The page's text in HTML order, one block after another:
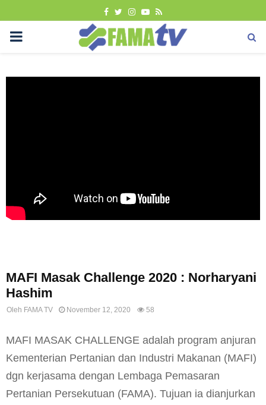
FACEBOOK
TWITTER
INSTAGRAM
YOUTUBE
RSS
PRIMARY
MAFI Masak Challenge 2020 : Norharyani
Hashim
Oleh FAMA TV November 12, 2020 58
MAFI MASAK CHALLENGE adalah program anjuran
Kementerian Pertanian dan Industri Makanan (MAFI)
dgn kerjasama dengan Lembaga Pemasaran
Pertanian Persekutuan (FAMA). Tujuan ia dianjurkan